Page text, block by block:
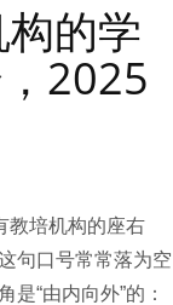
的学
2025
教培机构的座右
句口号常常落为空
“由内向外”的：